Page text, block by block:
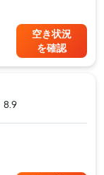
空き状況
を確認
8.9